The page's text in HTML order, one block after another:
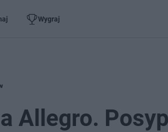
Wygraj
Allegro.